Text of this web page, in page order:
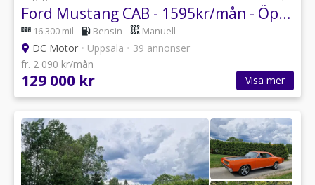
Ford Mustang CAB - 1595kr/mån - Öppen för de flesta Bytesförslag
16 300 mil Bensin Manuell
DC Motor • Uppsala • 39 annonser
fr. 2 090 kr/mån
129 000 kr Visa mer